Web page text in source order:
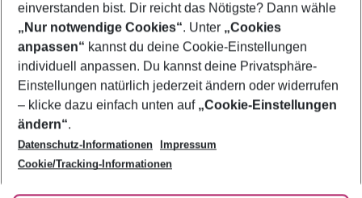
Footer
Footer navigation
Über uns
AGB
Bestpreisgarantie
Cookie-Einstellungen ändern
Cookie-Richtlinie
Agenturbetreuung
Barrierefreies Reisen
Folge uns
einverstanden bist. Dir reicht das Nötigste? Dann wähle
„Nur notwendige Cookies“. Unter „Cookies
anpassen“ kannst du deine Cookie-Einstellungen
individuell anpassen. Du kannst deine Privatsphäre-
Einstellungen natürlich jederzeit ändern oder widerrufen
– klicke dazu einfach unten auf „Cookie-Einstellungen
ändern“.
Datenschutz-Informationen
Impressum
Cookie/Tracking-Informationen